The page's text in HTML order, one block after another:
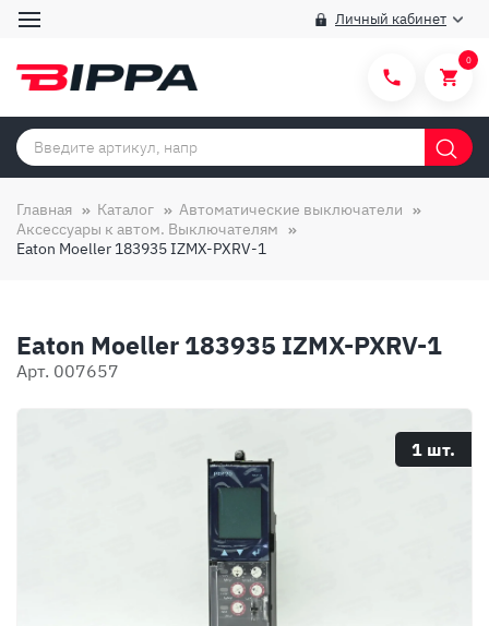
Личный кабинет
Категории товаров
Способы покупки
О компании
Отзывы
0
Главная Каталог
Автоматические выключатели
Аксессуары к автом. Выключателям
Eaton Moeller 183935 IZMX-PXRV-1
Eaton Moeller 183935 IZMX-PXRV-1
Арт. 007657
1 шт.